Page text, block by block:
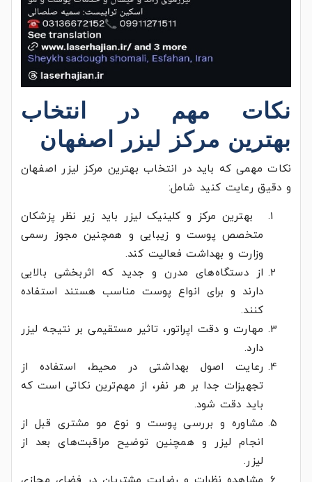
نکات مهم در انتخاب
بهترين مركز ليزر اصفهان
نکات مهمی که باید در انتخاب بهترين مركز ليزر اصفهان
و دقیق رعایت کنید شامل:
بهترین مرکز و کلینیک لیزر باید زیر نظر پزشکان
متخصص پوست و زیبایی و همچنین مجوز رسمی
وزارت و بهداشت فعالیت کند.
از دستگاه‌های مدرن و جدید که اثربخشی بالایی
دارند و برای انواع پوست مناسب هستند استفاده
کنند.
مهارت و دقت اپراتور، تاثیر مستقیمی بر نتیجه لیزر
دارد.
رعایت اصول بهداشتی در محیط، استفاده از
تجهیزات جدا بر هر نفر، از مهم‌ترین نکاتی است که
باید دقت شود.
مشاوره و بررسی پوست و نوع مو مشتری قبل از
انجام لیزر و همچنین توضیح مراقبت‌های بعد از
لیزر.